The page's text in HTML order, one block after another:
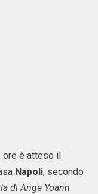
ore è atteso il
Napoli, secondo
di Ange Yoann